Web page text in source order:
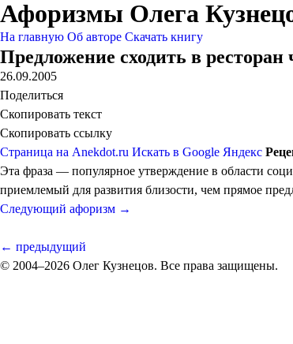
Афоризмы Олега
На главную Об авторе Скачать книгу
Предложение сходить в
26.09.2005
Поделиться
Скопировать текст
Скопировать ссылку
Страница на Anekdot.ru Искать в Google Яндекс
Эта фраза — популярное утверждение в области
приемлемый для развития близости, чем прямое
Следующий афоризм →
← предыдущий
© 2004–2026 Олег Кузнецов. Все права защищены.